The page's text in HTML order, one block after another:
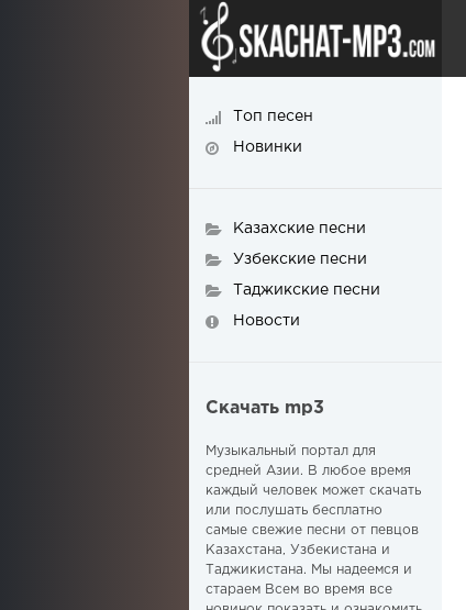
Топ песен
Новинки
Казахские песни
Узбекские песни
Таджикские песни
Новости
Скачать mp3
Музыкальный портал для
средней Азии. В любое время
каждый человек может скачать
или послушать бесплатно
самые свежие песни от певцов
Казахстана, Узбекистана и
Таджикистана. Мы надеемся и
стараем Всем во время все